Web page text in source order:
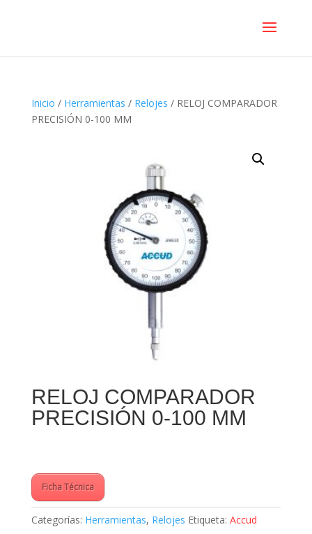
Inicio / Herramientas / Relojes / RELOJ COMPARADOR
PRECISIÓN 0-100 MM
RELOJ COMPARADOR
PRECISIÓN 0-100 MM
Ficha Técnica
Categorías: Herramientas, Relojes Etiqueta: Accud